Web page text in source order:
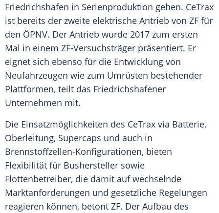
Friedrichshafen in Serienproduktion gehen. CeTrax
ist bereits der zweite elektrische Antrieb von ZF für
den ÖPNV. Der Antrieb wurde 2017 zum ersten
Mal in einem ZF-Versuchsträger präsentiert. Er
eignet sich ebenso für die Entwicklung von
Neufahrzeugen wie zum Umrüsten bestehender
Plattformen, teilt das Friedrichshafener
Unternehmen mit.
Die Einsatzmöglichkeiten des CeTrax via Batterie,
Oberleitung, Supercaps und auch in
Brennstoffzellen-Konfigurationen, bieten
Flexibilität für Bushersteller sowie
Flottenbetreiber, die damit auf wechselnde
Marktanforderungen und gesetzliche Regelungen
reagieren können, betont ZF. Der Aufbau des